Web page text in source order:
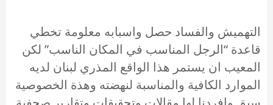
التهميش والفساد حصل واسبابه معلومة تخطي
قاعدة “الرجل المناسب في المكان الناسب” لكن
المعيب ان يستمر هذا الواقع المذري لبنان لديه
الموارد الكافية والمناسبة لنهضته وهذة الخصوصية